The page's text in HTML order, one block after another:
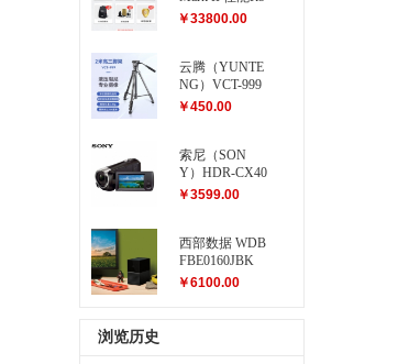
二代...
￥33800.00
云腾（YUNTE
NG）VCT-999
大型三脚架
￥450.00
索尼（SON
Y）HDR-CX40
5 高清数码摄
￥3599.00
西部数据 WDB
FBE0160JBK
My Book Duo...
￥6100.00
浏览历史